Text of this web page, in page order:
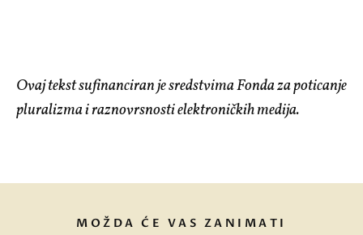
Ovaj tekst sufinanciran je sredstvima Fonda za poticanje
pluralizma i raznovrsnosti elektroničkih medija.
MOŽDA ĆE VAS ZANIMATI